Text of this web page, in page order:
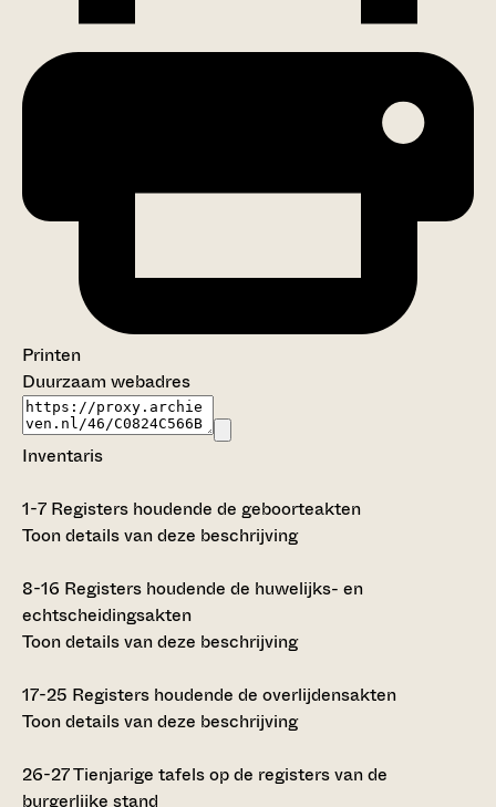
Printen
Duurzaam webadres
Inventaris
1-7 Registers houdende de geboorteakten
Toon details van deze beschrijving
8-16 Registers houdende de huwelijks- en
echtscheidingsakten
Toon details van deze beschrijving
17-25 Registers houdende de overlijdensakten
Toon details van deze beschrijving
26-27Tienjarige tafels op de registers van de
burgerlijke stand